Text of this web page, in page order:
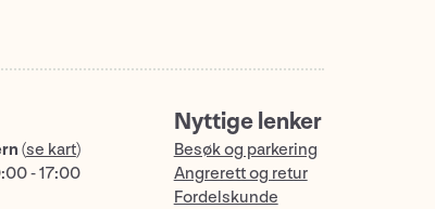
(se kart)
- 17:00
Nyttige lenker
Besøk og parkering
Angrerett og retur
Fordelskunde